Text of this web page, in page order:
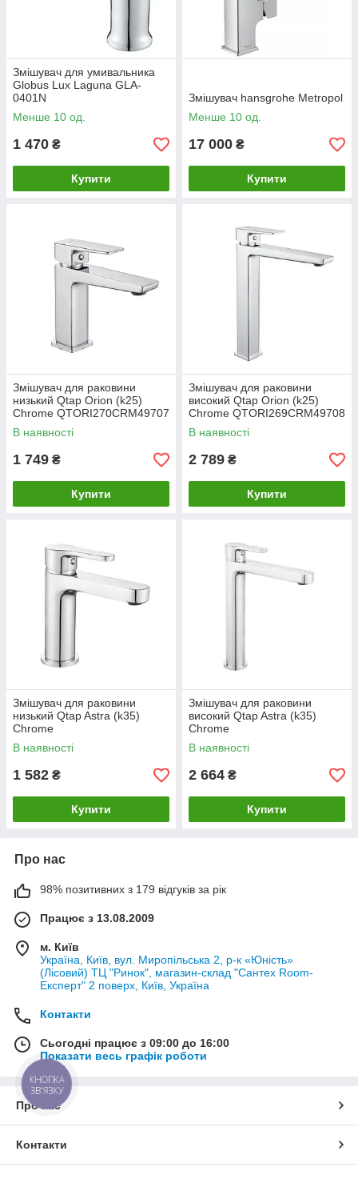
Змішувач для умивальника
Globus Lux Laguna GLA-
0401N
Менше 10 од.
1 470 ₴
Купити
Змішувач hansgrohe Metropol
Менше 10 од.
17 000 ₴
Купити
Змішувач для раковини
низький Qtap Orion (k25)
Chrome QTORI270CRM49707
В наявності
1 749 ₴
Купити
Змішувач для раковини
високий Qtap Orion (k25)
Chrome QTORI269CRM49708
В наявності
2 789 ₴
Купити
Змішувач для раковини
низький Qtap Astra (k35)
Chrome
QTAST270CRM49713
В наявності
1 582 ₴
Купити
Змішувач для раковини
високий Qtap Astra (k35)
Chrome
QTAST269CRM49714
В наявності
2 664 ₴
Купити
Про нас
98% позитивних з 179 відгуків за рік
Працює з 13.08.2009
м. Київ
Україна, Київ, вул. Миропільська 2, р-к «Юність»
(Лісовий) ТЦ "Ринок", магазин-склад "Сантех Room-
Експерт" 2 поверх, Київ, Україна
Контакти
Сьогодні працює з 09:00 до 16:00
Показати весь графік роботи
Про нас
Контакти
КНОПКА
ЗВ'ЯЗКУ